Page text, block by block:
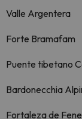
Valle Argentera
Forte Bramafam
Puente tibetano
Bardonecchia
Fortaleza de